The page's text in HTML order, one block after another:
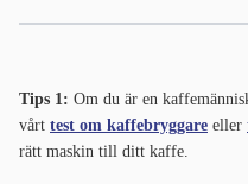
Tips 1: Om du är en
vårt test om kaffebryggare eller
rätt maskin till ditt kaffe.